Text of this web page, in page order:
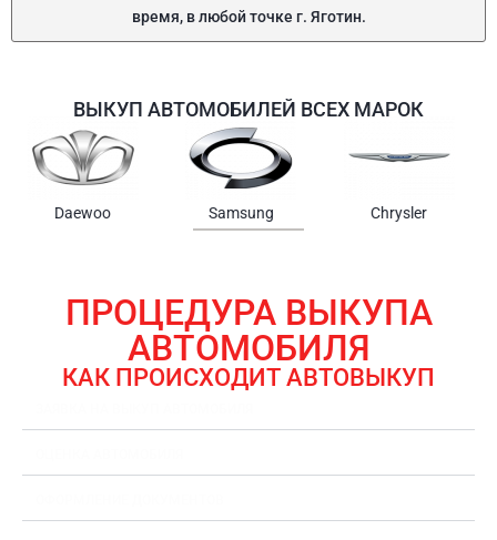
время, в любой точке г. Яготин.
ВЫКУП АВТОМОБИЛЕЙ ВСЕХ МАРОК
Samsung Chrysler Gmc
ПРОЦЕДУРА ВЫКУПА
АВТОМОБИЛЯ
КАК ПРОИСХОДИТ АВТОВЫКУП